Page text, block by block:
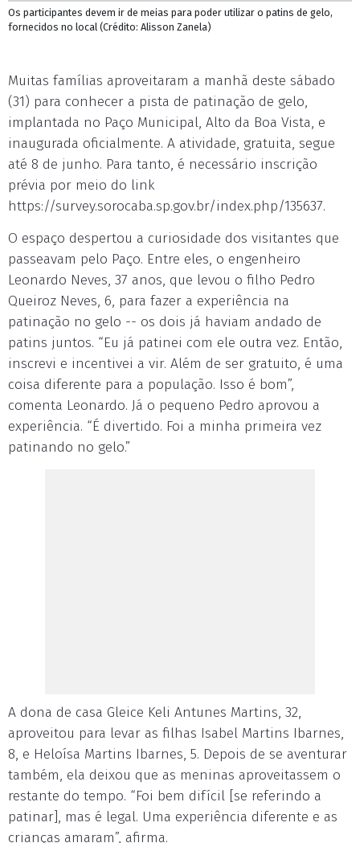
Os participantes devem ir de meias para poder utilizar o patins de gelo,
fornecidos no local (Crédito: Alisson Zanela)
Muitas famílias aproveitaram a manhã deste sábado
(31) para conhecer a pista de patinação de gelo,
implantada no Paço Municipal, Alto da Boa Vista, e
inaugurada oficialmente. A atividade, gratuita, segue
até 8 de junho. Para tanto, é necessário inscrição
prévia por meio do link
https://survey.sorocaba.sp.gov.br/index.php/135637.
O espaço despertou a curiosidade dos visitantes que
passeavam pelo Paço. Entre eles, o engenheiro
Leonardo Neves, 37 anos, que levou o filho Pedro
Queiroz Neves, 6, para fazer a experiência na
patinação no gelo -- os dois já haviam andado de
patins juntos. “Eu já patinei com ele outra vez. Então,
inscrevi e incentivei a vir. Além de ser gratuito, é uma
coisa diferente para a população. Isso é bom”,
comenta Leonardo. Já o pequeno Pedro aprovou a
experiência. “É divertido. Foi a minha primeira vez
patinando no gelo.”
A dona de casa Gleice Keli Antunes Martins, 32,
aproveitou para levar as filhas Isabel Martins Ibarnes,
8, e Heloísa Martins Ibarnes, 5. Depois de se aventurar
também, ela deixou que as meninas aproveitassem o
restante do tempo. “Foi bem difícil [se referindo a
patinar], mas é legal. Uma experiência diferente e as
crianças amaram”, afirma.